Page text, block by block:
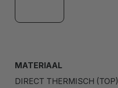
MATERIAAL
DIRECT THERMISCH (TOP)